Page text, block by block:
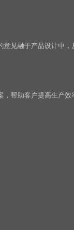
见融于产品设计中，
帮助客户提高生产